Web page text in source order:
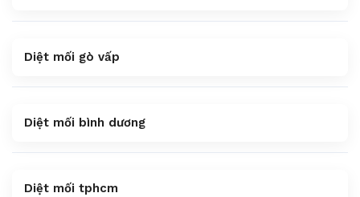
Diệt mối gò vấp
Diệt mối bình dương
Diệt mối tphcm